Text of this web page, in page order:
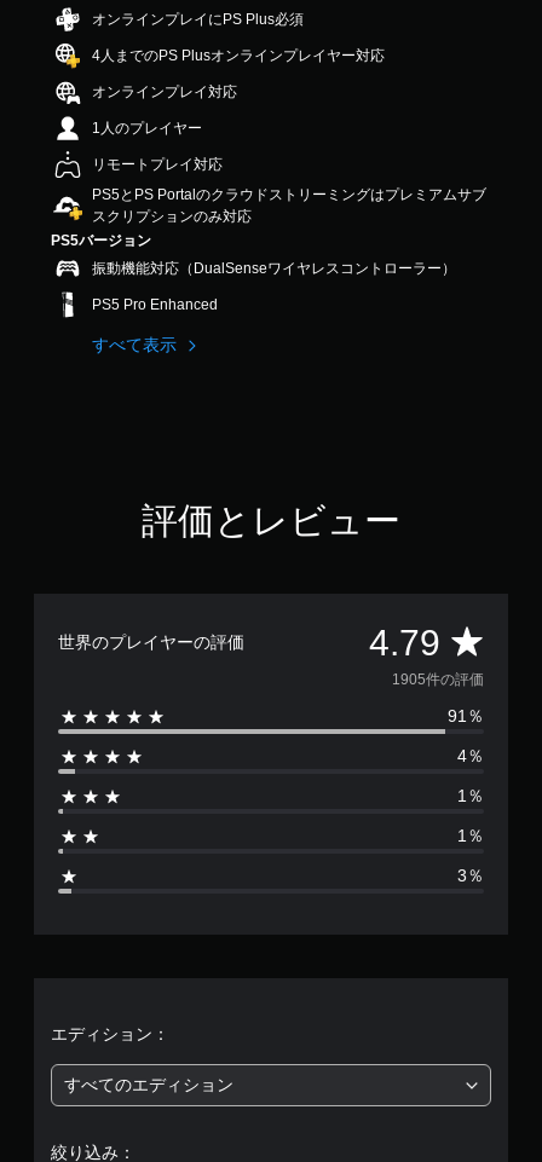
段
中
の
4
9
す
オンラインプレイにPS Plus必須
4人までのPS Plusオンラインプレイヤー対応
オンラインプレイ対応
1人のプレイヤー
リモートプレイ対応
PS5とPS Portalのクラウドストリーミングはプレミアムサブ
スクリプションのみ対応
PS5バージョン
振動機能対応（DualSenseワイヤレスコントローラー）
PS5 Pro Enhanced
すべて表示
評価とレビュー
世界のプレイヤーの評価 4.79 評
価
数
は
9
均
1905件の評価
91％
4％
1％
1％
3％
エディション：
すべてのエディション
絞り込み：